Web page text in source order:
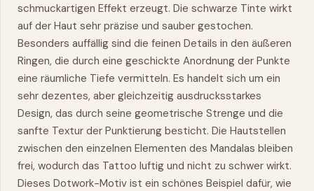
schmuckartigen Effekt erzeugt. Die schwarze Tinte wirkt
auf der Haut sehr präzise und sauber gestochen.
Besonders auffällig sind die feinen Details in den äußeren
Ringen, die durch eine geschickte Anordnung der Punkte
eine räumliche Tiefe vermitteln. Es handelt sich um ein
sehr dezentes, aber gleichzeitig ausdrucksstarkes
Design, das durch seine geometrische Strenge und die
sanfte Textur der Punktierung besticht. Die Hautstellen
zwischen den einzelnen Elementen des Mandalas bleiben
frei, wodurch das Tattoo luftig und nicht zu schwer wirkt.
Dieses Dotwork-Motiv ist ein schönes Beispiel dafür, wie